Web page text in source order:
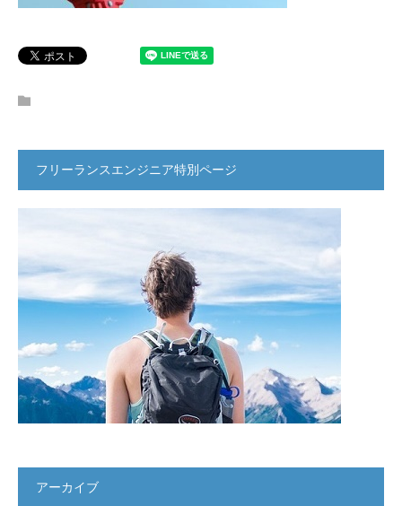
フリーランスエンジニア特別ページ
アーカイブ